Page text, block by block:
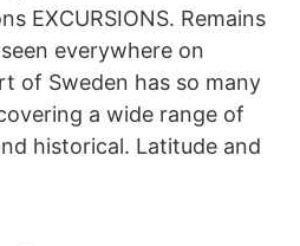
EXCURSIONS. Remains
everywhere on
of Sweden has so many
a wide range of
historical. Latitude and